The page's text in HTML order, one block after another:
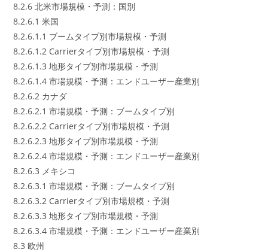
8.2.6 北米市場規模・予測：国別
8.2.6.1 米国
8.2.6.1.1 ブームタイプ別市場規模・予測
8.2.6.1.2 Carrierタイプ別市場規模・予測
8.2.6.1.3 地形タイプ別市場規模・予測
8.2.6.1.4 市場規模・予測：エンドユーザー産業別
8.2.6.2 カナダ
8.2.6.2.1 市場規模・予測：ブームタイプ別
8.2.6.2.2 Carrierタイプ別市場規模・予測
8.2.6.2.3 地形タイプ別市場規模・予測
8.2.6.2.4 市場規模・予測：エンドユーザー産業別
8.2.6.3 メキシコ
8.2.6.3.1 市場規模・予測：ブームタイプ別
8.2.6.3.2 Carrierタイプ別市場規模・予測
8.2.6.3.3 地形タイプ別市場規模・予測
8.2.6.3.4 市場規模・予測：エンドユーザー産業別
8.3 欧州